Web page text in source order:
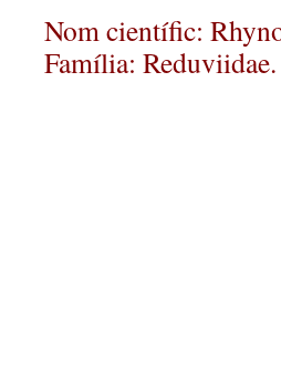
Nom científic:
Família: Reduviidae.